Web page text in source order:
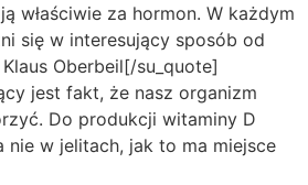
właściwie za hormon. W każdym
się w interesujący sposób od
Oberbeil[/su_quote]
jest fakt, że nasz organizm
Do produkcji witaminy D
nie w jelitach, jak to ma miejsce